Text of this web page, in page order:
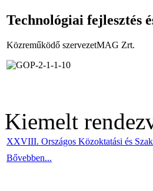
Technológiai fejlesztés
Közreműködő szervezetMAG Zrt.
Kiemelt
XXVIII. Országos Közoktatási és
Bővebben...